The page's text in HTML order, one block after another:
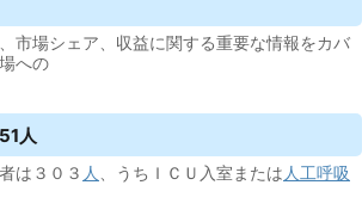
市場シェア、収益に関する重要な情報をカバ
への
人
は３０３ 人 、うちＩＣＵ入室または 人工呼吸